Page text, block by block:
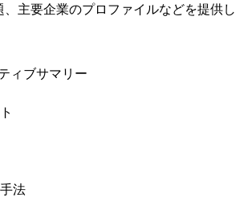
主要企業のプロファイルなどを提供し
ィブサマリー
法